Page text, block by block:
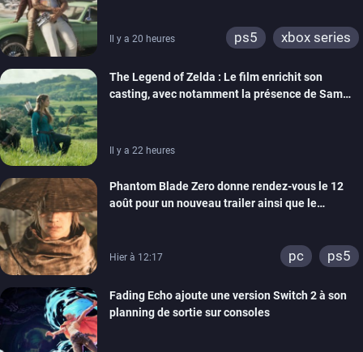
Il y a 20 heures ps5 xbox series
The Legend of Zelda : Le film enrichit son
casting, avec notamment la présence de Sam
Il y a 22 heures
Phantom Blade Zero donne rendez-vous le 12
août pour un nouveau trailer ainsi que le
Hier à 12:17 pc ps5
Fading Echo ajoute une version Switch 2 à son
planning de sortie sur consoles